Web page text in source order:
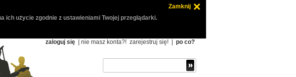
Zamknij
użycie zgodnie z ustawieniami Twojej przeglądarki.
zaloguj się | nie masz konta?! zarejestruj się! po co?